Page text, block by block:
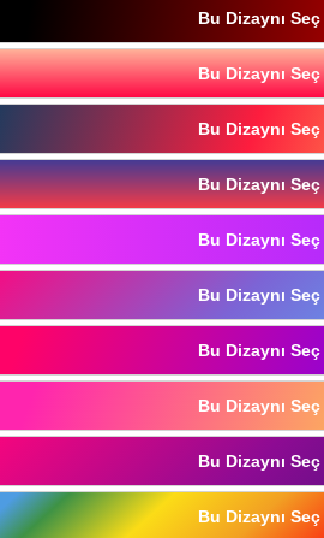
Bu Dizaynı Seç
Bu Dizaynı Seç
Bu Dizaynı Seç
Bu Dizaynı Seç
Bu Dizaynı Seç
Bu Dizaynı Seç
Bu Dizaynı Seç
Bu Dizaynı Seç
Bu Dizaynı Seç
Bu Dizaynı Seç